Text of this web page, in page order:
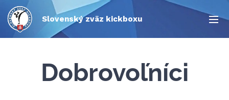
Slovenský zväz kickboxu
Dobrovoľníci